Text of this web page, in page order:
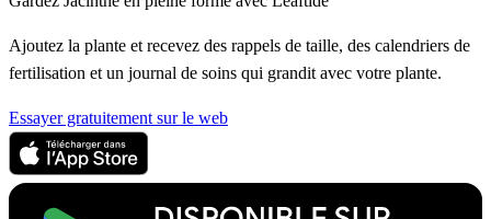
Ajoutez la plante et recevez des rappels de taille, des calendriers de
fertilisation et un journal de soins qui grandit avec votre plante.
Essayer gratuitement sur le web